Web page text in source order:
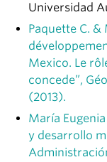
Universidad
Paquette C.
Mexico. Le
concede”,
(2013).
María
y desarrollo